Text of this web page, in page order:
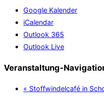
Google Kalender
iCalendar
Outlook 365
Outlook Live
Veranstaltung-
« Stoffwindelcafé in